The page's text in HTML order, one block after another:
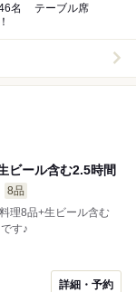
名
テーブル席
ビール含む2.5時間
8品
す♪
詳細・予約